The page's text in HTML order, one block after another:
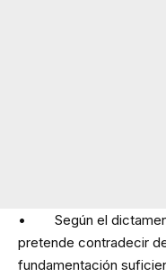
• Según el dictamen,
pretende contradecir
fundamentación